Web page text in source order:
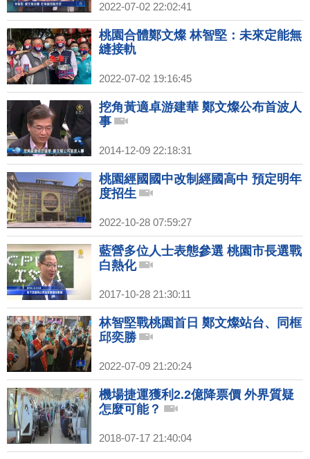
2022-07-02 22:02:41
桃園合體鄭文燦 林智堅：未來定能無
縫接軌
2022-07-02 19:16:45
挖角黃適卓游建華 鄭文燦公布首波人
事
2014-12-09 22:18:31
桃園經國國中改制經國高中 預定明年
度招生
2022-10-28 07:59:27
藍營多位人士表態參選 桃園市長選戰
白熱化
2017-10-28 21:30:11
林智堅戰桃園首日 鄭文燦站台、同框
邱奕勝
2022-07-09 21:20:24
機場捷運獲利2.2億降票價 外界質疑
怎麼可能？
2018-07-17 21:40:04